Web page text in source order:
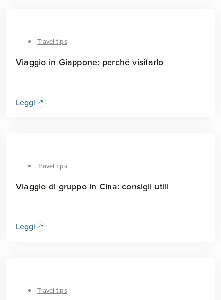
Travel tips
Viaggio in Giappone: perché visitarlo
Leggi
Travel tips
Viaggio di gruppo in Cina: consigli utili
Leggi
Travel tips